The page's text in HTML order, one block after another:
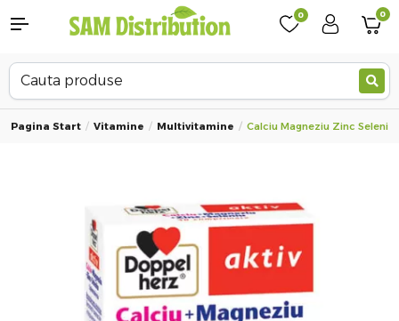
0 0
Pagina Start Vitamine Multivitamine Calciu Magneziu Zinc